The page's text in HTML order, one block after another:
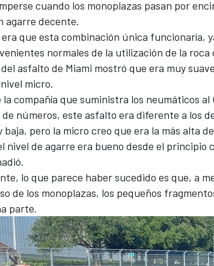
cuando los monoplazas pasan por
agarre decente.
que esta combinación única funcionaría,
normales de la utilización de la
asfalto de Miami mostró que era muy
micro.
la compañía que suministra los neumáticos
números, este asfalto era diferente a los
baja, pero la micro creo que era la más alta
nivel de agarre era bueno desde el
lo que parece haber sucedido es que, a
de los monoplazas, los pequeños
parte.